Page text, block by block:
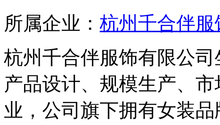
所属企业： 杭州千合伴
杭州千合伴服饰有限公
产品设计、规模生产、
业，公司旗下拥有女装品